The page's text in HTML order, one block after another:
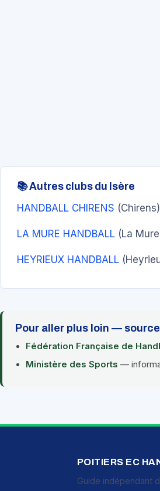
📚 Autres clubs du Isère
HANDBALL CHIRENS (Chirens)
LA MURE HANDBALL (La
HEYRIEUX HANDBALL
Pour aller plus loin —
Fédération Française de
Ministère des Sports —
POITIERS EC
Guide indépendant